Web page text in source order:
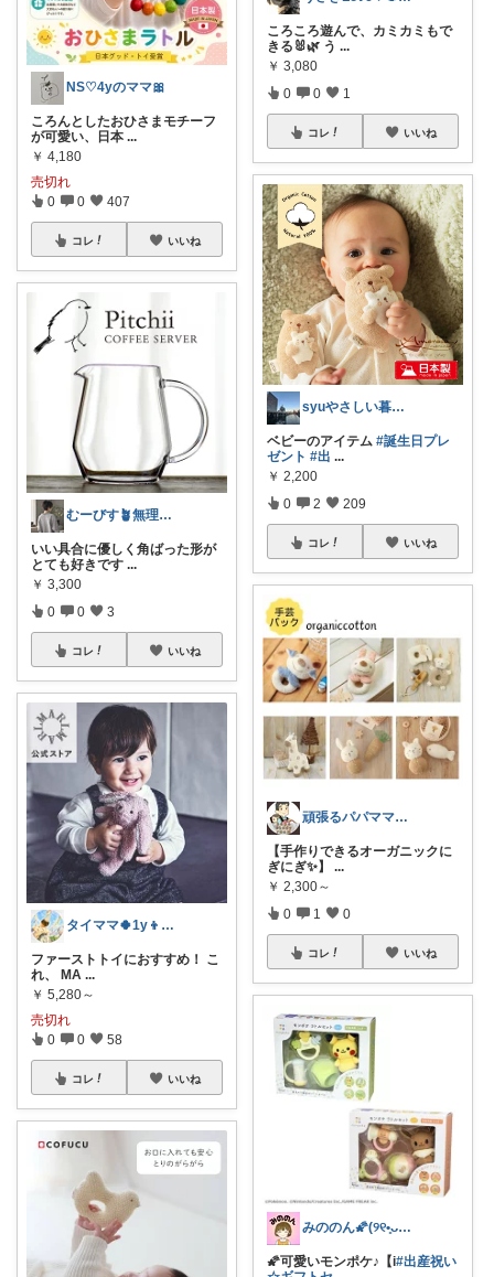
NS♡4yのママ🎀
ころんとしたおひさまモチーフ
が可愛い、日本 ...
￥ 4,180
売切れ
0 0 407
コレ いいね
むーびす🪴無理のない余白ライフを🩵
いい具合に優しく角ばった形が
とても好きです ...
￥ 3,300
0 0 3
コレ いいね
タイママ🍀1y👦のママ
ファーストトイにおすすめ！ こ
れ、 MA ...
￥ 5,280～
売切れ
0 0 58
コレ いいね
ころころ遊んで、カミカミもで
きる🐰🌿 う ...
￥ 3,080
0 0 1
コレ いいね
syuやさしい暮らし ﾌｵﾛバ100🙇
ベビーのアイテム #誕生日プレ
ゼント #出 ...
￥ 2,200
0 2 209
コレ いいね
頑張るパパママ応援隊@育児・子供用品紹介
【手作りできるオーガニックに
ぎにぎ✨】 ...
￥ 2,300～
0 1 0
コレ いいね
みののん🌠(୨୧•͈ᴗ•͈)感謝♡
🌠可愛いモンポケ♪【i#出産祝い